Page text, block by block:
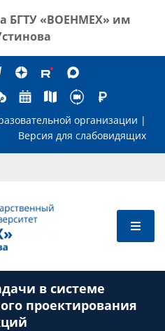
БГТУ «ВОЕНМЕХ» им
образовательной
в системе
проектирования